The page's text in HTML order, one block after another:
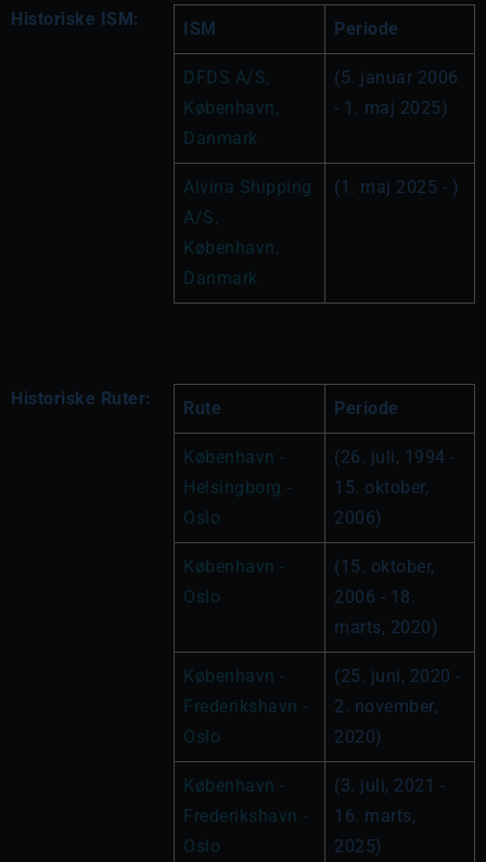
Historiske ISM: ISM Periode
DFDS A/S,
København,
Danmark
(5. januar 2006
- 1. maj 2025)
Alvina Shipping
A/S,
København,
Danmark
(1. maj 2025 - )
Historiske Ruter: Rute Periode
København -
Helsingborg -
Oslo
(26. juli, 1994 -
15. oktober,
2006)
København -
Oslo
(15. oktober,
2006 - 18.
marts, 2020)
København -
Frederikshavn -
Oslo
(25. juni, 2020 -
2. november,
2020)
København -
Frederikshavn -
Oslo
(3. juli, 2021 -
16. marts,
2025)